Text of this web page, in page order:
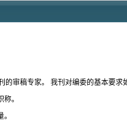
审稿专家。 我刊对编委的基本要求
。